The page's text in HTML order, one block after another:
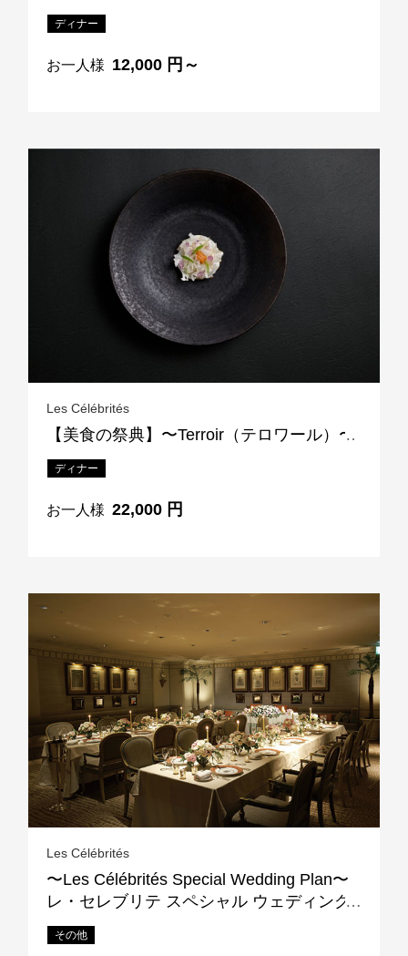
ディナー
お一人様 12,000 円～
Les Célébrités
【美食の祭典】〜Terroir（テロワール）〜
ディナー
お一人様 22,000 円
Les Célébrités
〜Les Célébrités Special Wedding Plan〜
レ・セレブリテ スペシャル ウェディング
プラン
その他